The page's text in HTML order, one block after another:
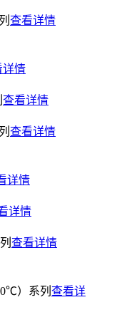
查看详情
详情
查看详情
查看详情
详情
详情
查看详情
）系列 查看详